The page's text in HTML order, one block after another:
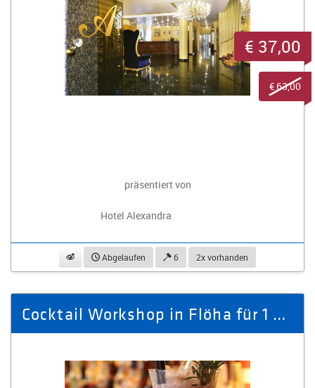
präsentiert von
Hotel Alexandra
beobachtenAbgelaufen 6 2x vorhanden
€ 37,00
€ 63,00
Cocktail Workshop in Flöha für 1 Person